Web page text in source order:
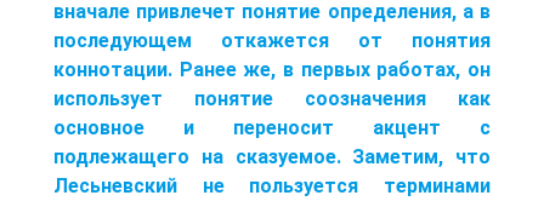
вначале привлечет понятие определения, а в
последующем откажется от понятия
коннотации. Ранее же, в первых работах, он
использует понятие соозначения как
основное и переносит акцент с
подлежащего на сказуемое. Заметим, что
Лесьневский не пользуется терминами